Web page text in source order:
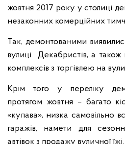
жовтня 2017 року у столиці
незаконних комерційних
Так, демонтованими
вулиці Декабристів, а також
комплексів з торгівлею на
Крім того у переліку
протягом жовтня – багато
«купава», низка самовільно
гаражів, намети для
автівок з продажу вуличної їжі.